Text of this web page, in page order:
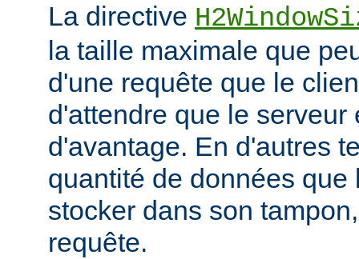
La directive
la taille maximale que
d'une requête que le
d'attendre que le serveur
d'avantage. En d'autres
quantité de données que
stocker dans son
requête.